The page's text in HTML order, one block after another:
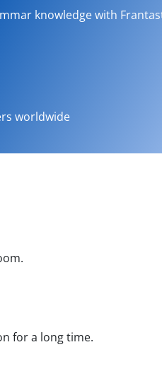
knowledge with
worldwide
for a long time.